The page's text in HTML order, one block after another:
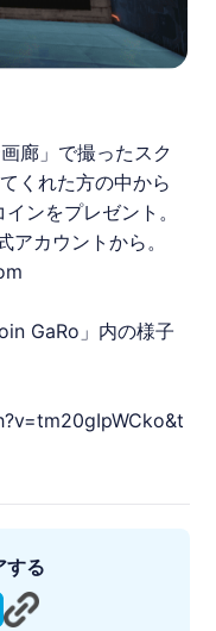
画廊」で撮ったスク
くれた方の中から
インをプレゼント。
アカウントから。
GaRo」内の様子
する